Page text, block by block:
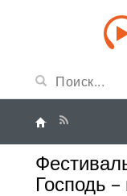
Господь